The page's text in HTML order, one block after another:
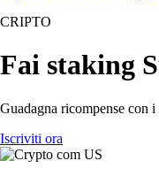
CRIPTO
Fai staking
Guadagna ricompense con
Iscriviti ora